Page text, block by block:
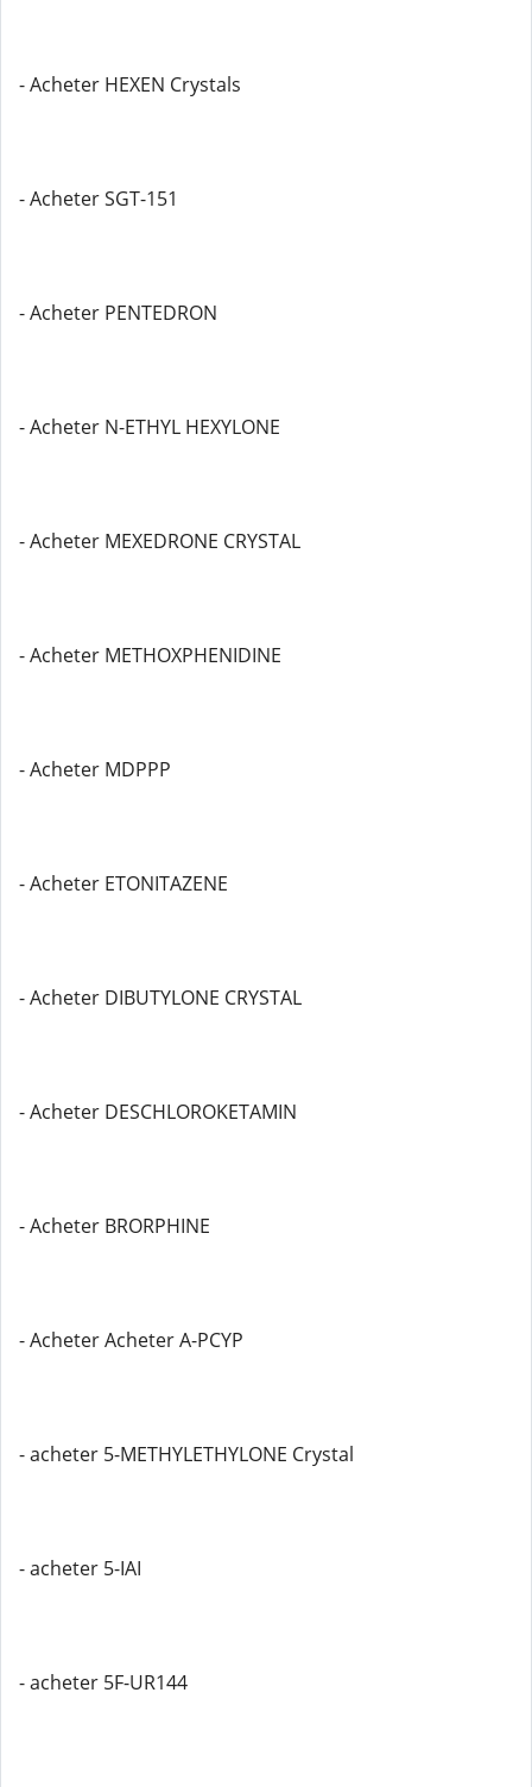
- Acheter HEXEN Crystals
- Acheter SGT-151
- Acheter PENTEDRON
- Acheter N-ETHYL HEXYLONE
- Acheter MEXEDRONE CRYSTAL
- Acheter METHOXPHENIDINE
- Acheter MDPPP
- Acheter ETONITAZENE
- Acheter DIBUTYLONE CRYSTAL
- Acheter DESCHLOROKETAMIN
- Acheter BRORPHINE
- Acheter Acheter A-PCYP
- acheter 5-METHYLETHYLONE Crystal
- acheter 5-IAI
- acheter 5F-UR144